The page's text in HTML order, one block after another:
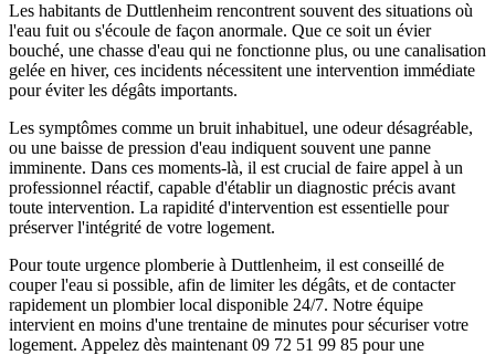
Les habitants de Duttlenheim rencontrent souvent des situations où
l'eau fuit ou s'écoule de façon anormale. Que ce soit un évier
bouché, une chasse d'eau qui ne fonctionne plus, ou une canalisation
gelée en hiver, ces incidents nécessitent une intervention immédiate
pour éviter les dégâts importants.
Les symptômes comme un bruit inhabituel, une odeur désagréable,
ou une baisse de pression d'eau indiquent souvent une panne
imminente. Dans ces moments-là, il est crucial de faire appel à un
professionnel réactif, capable d'établir un diagnostic précis avant
toute intervention. La rapidité d'intervention est essentielle pour
préserver l'intégrité de votre logement.
Pour toute urgence plomberie à Duttlenheim, il est conseillé de
couper l'eau si possible, afin de limiter les dégâts, et de contacter
rapidement un plombier local disponible 24/7. Notre équipe
intervient en moins d'une trentaine de minutes pour sécuriser votre
logement. Appelez dès maintenant 09 72 51 99 85 pour une